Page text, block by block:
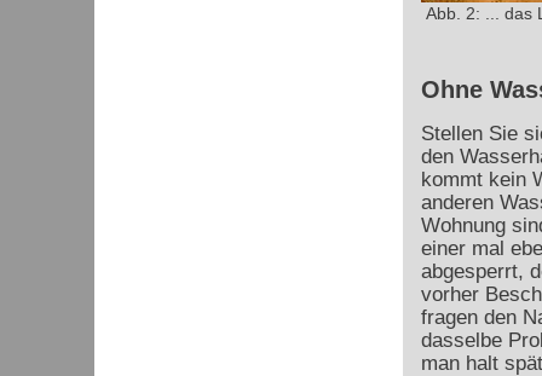
Abb. 2: ... das
Ohne
Stellen Sie
den
kommt kein
anderen
Wohnung
einer mal
abgesperrt,
vorher
fragen den
dasselbe
man halt